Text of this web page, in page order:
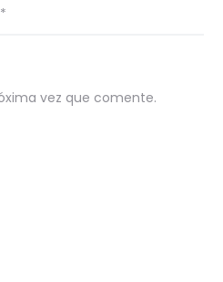
*
vez que comente.